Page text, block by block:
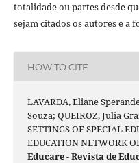
totalidade ou partes desde
sejam citados os autores e a
HOW TO CITE
LAVARDA, Eliane
Souza; QUEIROZ, Julia
SETTINGS OF SPECIAL
EDUCATION NETWORK
Educare - Revista de